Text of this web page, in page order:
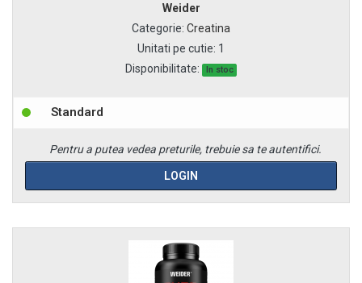
Weider
Categorie: Creatina
Unitati pe cutie: 1
Disponibilitate:
In stoc
Standard
Pentru a putea vedea preturile, trebuie sa te autentifici.
LOGIN